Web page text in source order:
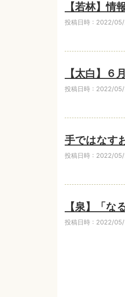
【若林】情
投稿日時 : 2022/
【太白】６
投稿日時 : 2022/
手ではなす
投稿日時 : 2022/
【泉】「
投稿日時 : 2022/